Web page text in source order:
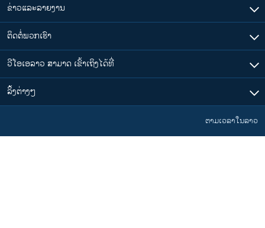
ຂ່າວແລະລາຍງານ
ຕິດຕໍ່ພວກເຮົາ
ວີໂອເອລາວ ສາມາດ ເຂົ້າເຖິງໄດ້ທີ່
​ລິ້ງ​ຕ່າງໆ
ຕາມເວລາໃນລາວ